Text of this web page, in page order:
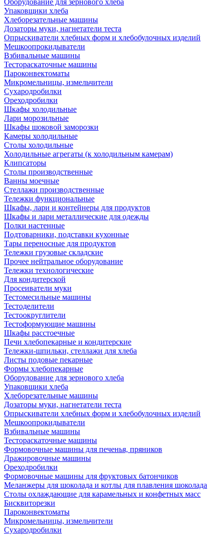
Оборудование для зернового хлеба
Упаковщики хлеба
Хлеборезательные машины
Дозаторы муки, нагнетатели теста
Опрыскиватели хлебных форм и хлебобулочных изделий
Мешкоопрокидыватели
Взбивальные машины
Тестораскаточные машины
Пароконвектоматы
Микромельницы, измельчители
Сухародробилки
Ореходробилки
Шкафы холодильные
Лари морозильные
Шкафы шоковой заморозки
Камеры холодильные
Столы холодильные
Холодильные агрегаты (к холодильным камерам)
Клипсаторы
Столы производственные
Ванны моечные
Стеллажи производственные
Тележки функциональные
Шкафы, лари и контейнеры для продуктов
Шкафы и лари металлические для одежды
Полки настенные
Подтоварники, подставки кухонные
Тары переносные для продуктов
Тележки грузовые складские
Прочее нейтральное оборудование
Тележки технологические
Для кондитерской
Просеиватели муки
Тестомесильные машины
Тестоделители
Тестоокруглители
Тестоформующие машины
Шкафы расстоечные
Печи хлебопекарные и кондитерские
Тележки-шпильки, стеллажи для хлеба
Листы подовые пекарные
Формы хлебопекарные
Оборудование для зернового хлеба
Упаковщики хлеба
Хлеборезательные машины
Дозаторы муки, нагнетатели теста
Опрыскиватели хлебных форм и хлебобулочных изделий
Мешкоопрокидыватели
Взбивальные машины
Тестораскаточные машины
Формовочные машины для печенья, пряников
Дражировочные машины
Ореходробилки
Формовочные машины для фруктовых батончиков
Меланжеры для шоколада и котлы для плавления шоколада
Столы охлаждающие для карамельных и конфетных масс
Бисквиторезки
Пароконвектоматы
Микромельницы, измельчители
Сухародробилки